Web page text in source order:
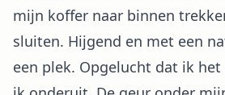
mijn koffer naar binnen
sluiten. Hijgend en met een
een plek. Opgelucht dat ik het